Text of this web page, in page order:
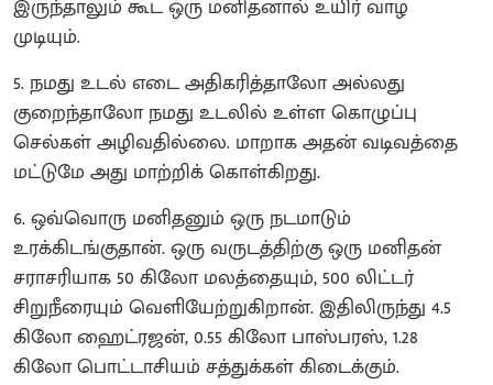
இருந்தாலும் கூட ஒரு மனிதனால் உயிர் வாழ
முடியும்.
5. நமது உடல் எடை அதிகரித்தாலோ அல்லது
குறைந்தாலோ நமது உடலில் உள்ள கொழுப்பு
செல்கள் அழிவதில்லை. மாறாக அதன் வடிவத்தை
மட்டுமே அது மாற்றிக் கொள்கிறது.
6. ஒவ்வொரு மனிதனும் ஒரு நடமாடும்
உரக்கிடங்குதான். ஒரு வருடத்திற்கு ஒரு மனிதன்
சராசரியாக 50 கிலோ மலத்தையும், 500 லிட்டர்
சிறுநீரையும் வெளியேற்றுகிறான். இதிலிருந்து 4.5
கிலோ ஹைட்ரஜன், 0.55 கிலோ பாஸ்பரஸ், 1.28
கிலோ பொட்டாசியம் சத்துக்கள் கிடைக்கும்.